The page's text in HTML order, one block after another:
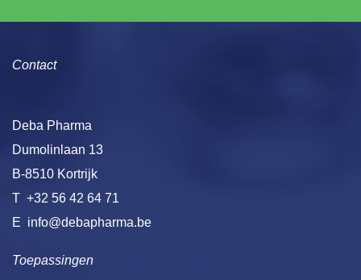
Toepassingen
Contact
Deba Pharma
Dumolinlaan 13
B-8510 Kortrijk
T +32 56 42 64 71
E info@debapharma.be